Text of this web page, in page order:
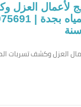
لأعمال العزل
العزل وكشف تسربات